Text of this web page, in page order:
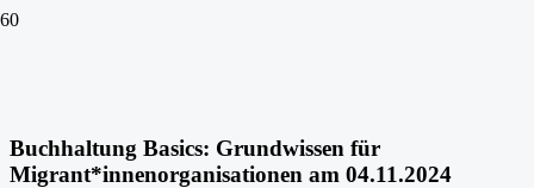
Buchhaltung Basics: Grundwissen für
Migrant*innenorganisationen am 04.11.2024